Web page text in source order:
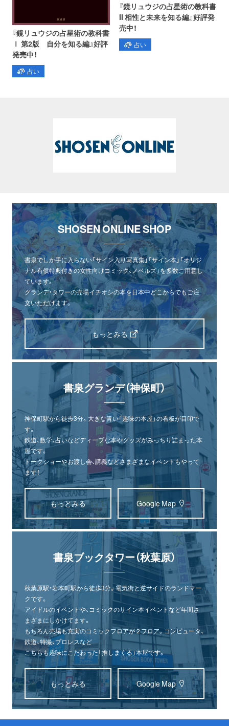
『鏡リュウジの占星術の教科書
Ⅰ 第2版 自分を知る編』好評
発売中！
占い
『鏡リュウジの占星術の教科書
II 相性と未来を知る編』好評発
売中！
占い
SHOSEN ONLINE SHOP
書泉でしか手に入らない「サイン入り写真集」「サイン本」「オリジ
ナル有償特典付きの女性向けコミック、ノベルズ」を多数ご用意し
ています。
グランデ・タワーの売場イチオシの本を日本中どこからでもご注
文いただけます。
もっとみる
書泉グランデ（神保町）
神保町駅から徒歩3分。大きな青い「趣味の本屋」の看板が目印で
す。
鉄道、数学、占いなどディープな本やグッズがみっちり詰まった本
屋です。
トークショーやお渡し会、講義などさまざまなイベントもやって
ます！
もっとみる Google Map
書泉ブックタワー（秋葉原）
秋葉原駅・岩本町駅から徒歩3分。電気街と逆サイドのランドマー
クです。
アイドルのイベントや、コミックのサイン本イベントなど年間さ
まざまにしかけてます。
もちろん売場も充実のコミックフロアが２フロア。コンピュータ、
鉄道、特撮、プロレスなど
こちらも趣味にこだわった「推しまくる」本屋です。
もっとみる Google Map